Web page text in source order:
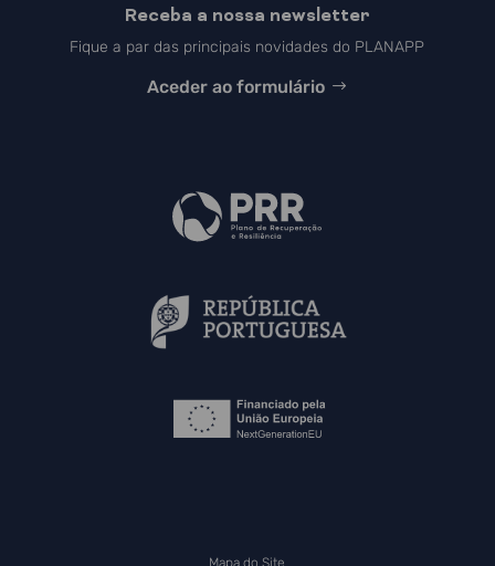
Receba a nossa newsletter
Fique a par das principais novidades do PLANAPP
Aceder ao formulário